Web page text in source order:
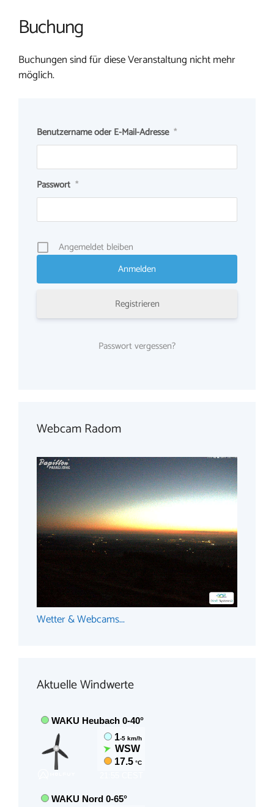
Buchung
Buchungen sind für diese Veranstaltung nicht mehr
möglich.
Benutzername oder E-Mail-Adresse *
Passwort *
Angemeldet bleiben
Registrieren
Passwort vergessen?
Webcam Radom
Wetter & Webcams...
Aktuelle Windwerte